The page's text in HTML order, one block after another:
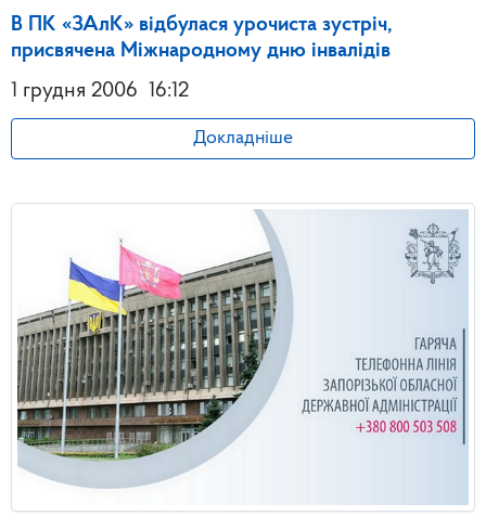
В ПК «ЗАлК» відбулася урочиста зустріч,
присвячена Міжнародному дню інвалідів
1 грудня 2006
16:12
Докладніше